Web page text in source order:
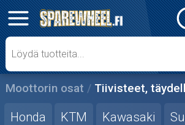
✕
Mopon osat
Skootterin osat
Crossipyörän osat
Moottorin osat Tiivisteet,
Honda KTM Kawasaki